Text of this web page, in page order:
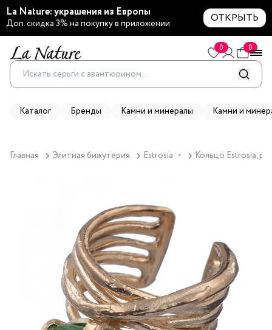
La Nature: украшения из Европы
Доп. скидка 3% на покупку в приложении ОТКРЫТЬ
0 0
Каталог Бренды Камни и минералы Камни и
Главная Элитная бижутерия Estrosia ▼ Кольцо Estrosia,